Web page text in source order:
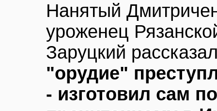
Нанятый
уроженец
Заруцкий
"орудие"
- изготовил сам